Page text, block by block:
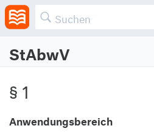
StAbwV
Verordnung zur Durchführung des § 3 des
Zuletzt geändert am 20.12.2024 (BGBl. I
§ 1
Anwendungsbereich